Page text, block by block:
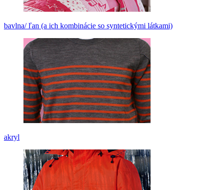
bavlna/ ľan (a ich kombinácie so syntetickými látkami)
akryl